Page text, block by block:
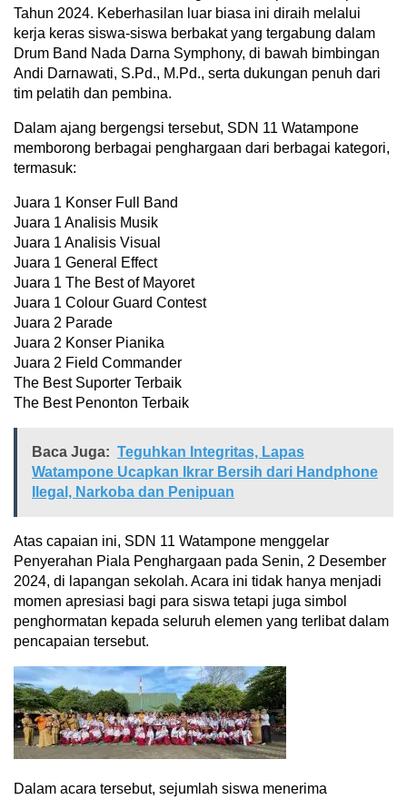
Tahun 2024. Keberhasilan luar biasa ini diraih melalui
kerja keras siswa-siswa berbakat yang tergabung dalam
Drum Band Nada Darna Symphony, di bawah bimbingan
Andi Darnawati, S.Pd., M.Pd., serta dukungan penuh dari
tim pelatih dan pembina.
Dalam ajang bergengsi tersebut, SDN 11 Watampone
memborong berbagai penghargaan dari berbagai kategori,
termasuk:
Juara 1 Konser Full Band
Juara 1 Analisis Musik
Juara 1 Analisis Visual
Juara 1 General Effect
Juara 1 The Best of Mayoret
Juara 1 Colour Guard Contest
Juara 2 Parade
Juara 2 Konser Pianika
Juara 2 Field Commander
The Best Suporter Terbaik
The Best Penonton Terbaik
Baca Juga: Teguhkan Integritas, Lapas
Watampone Ucapkan Ikrar Bersih dari Handphone
Ilegal, Narkoba dan Penipuan
Atas capaian ini, SDN 11 Watampone menggelar
Penyerahan Piala Penghargaan pada Senin, 2 Desember
2024, di lapangan sekolah. Acara ini tidak hanya menjadi
momen apresiasi bagi para siswa tetapi juga simbol
penghormatan kepada seluruh elemen yang terlibat dalam
pencapaian tersebut.
Dalam acara tersebut, sejumlah siswa menerima